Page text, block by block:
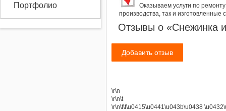
Портфолио
Оказываем услуги по
производства, так и изготовленные
Отзывы о «Снежинка
Добавить отзыв
\r\n
\r\n\t
\r\n\t\t\u0415\u0441\u043b\u0438